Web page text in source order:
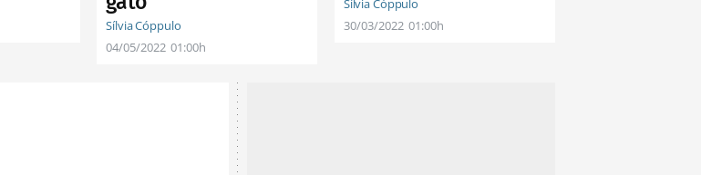
Sílvia Cóppulo
04/05/2022 01:00h
Sílvia Cóppulo
30/03/2022 01:00h